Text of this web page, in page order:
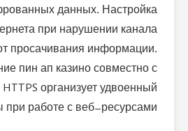
данных. Настройка
при нарушении канала
просачивания информации.
пин ап казино совместно с
организует удвоенный
работе с веб-ресурсами.